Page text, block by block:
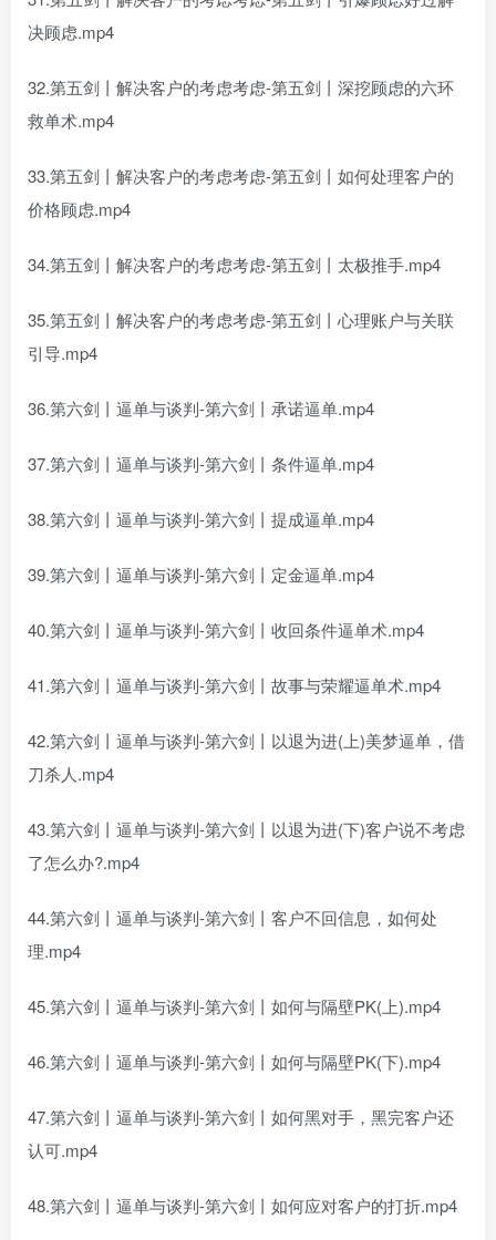
决顾虑.mp4
32.第五剑丨解决客户的考虑考虑-第五剑丨深挖顾虑的六环
救单术.mp4
33.第五剑丨解决客户的考虑考虑-第五剑丨如何处理客户的
价格顾虑.mp4
34.第五剑丨解决客户的考虑考虑-第五剑丨太极推手.mp4
35.第五剑丨解决客户的考虑考虑-第五剑丨心理账户与关联
引导.mp4
36.第六剑丨逼单与谈判-第六剑丨承诺逼单.mp4
37.第六剑丨逼单与谈判-第六剑丨条件逼单.mp4
38.第六剑丨逼单与谈判-第六剑丨提成逼单.mp4
39.第六剑丨逼单与谈判-第六剑丨定金逼单.mp4
40.第六剑丨逼单与谈判-第六剑丨收回条件逼单术.mp4
41.第六剑丨逼单与谈判-第六剑丨故事与荣耀逼单术.mp4
42.第六剑丨逼单与谈判-第六剑丨以退为进(上)美梦逼单，借
刀杀人.mp4
43.第六剑丨逼单与谈判-第六剑丨以退为进(下)客户说不考虑
了怎么办?.mp4
44.第六剑丨逼单与谈判-第六剑丨客户不回信息，如何处
理.mp4
45.第六剑丨逼单与谈判-第六剑丨如何与隔壁PK(上).mp4
46.第六剑丨逼单与谈判-第六剑丨如何与隔壁PK(下).mp4
47.第六剑丨逼单与谈判-第六剑丨如何黑对手，黑完客户还
认可.mp4
48.第六剑丨逼单与谈判-第六剑丨如何应对客户的打折.mp4